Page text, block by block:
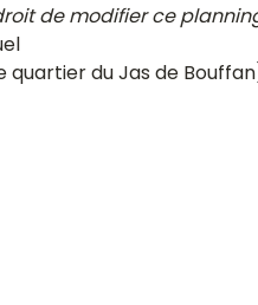
de modifier ce
quartier du Jas de